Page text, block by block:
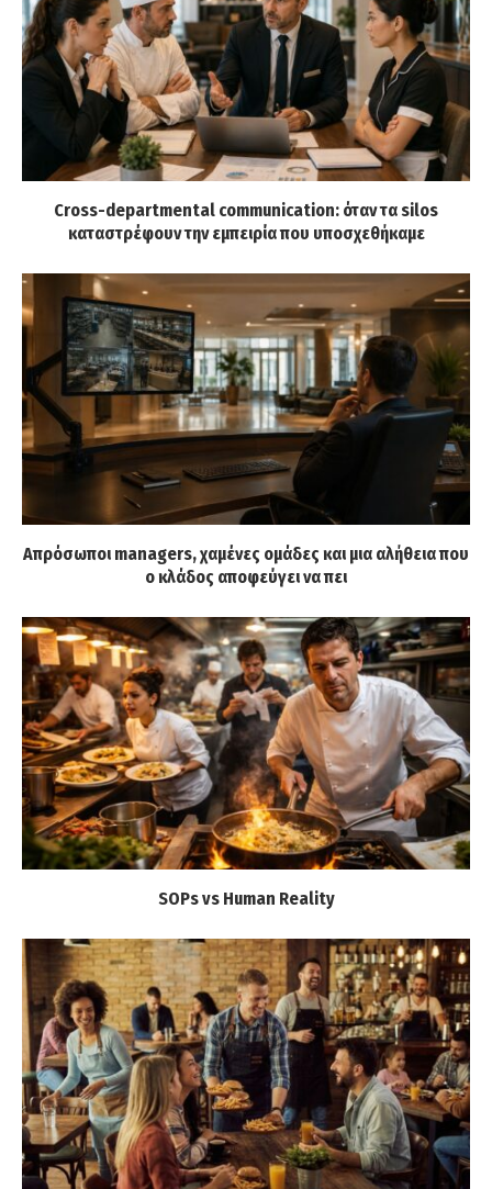
Cross-departmental communication: όταν τα silos
καταστρέφουν την εμπειρία που υποσχεθήκαμε
Απρόσωποι managers, χαμένες ομάδες και μια αλήθεια που
ο κλάδος αποφεύγει να πει
SOPs vs Human Reality